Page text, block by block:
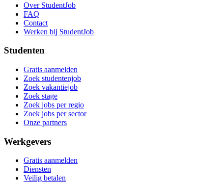
Over StudentJob
FAQ
Contact
Werken bij StudentJob
Studenten
Gratis aanmelden
Zoek studentenjob
Zoek vakantiejob
Zoek stage
Zoek jobs per regio
Zoek jobs per sector
Onze partners
Werkgevers
Gratis aanmelden
Diensten
Veilig betalen